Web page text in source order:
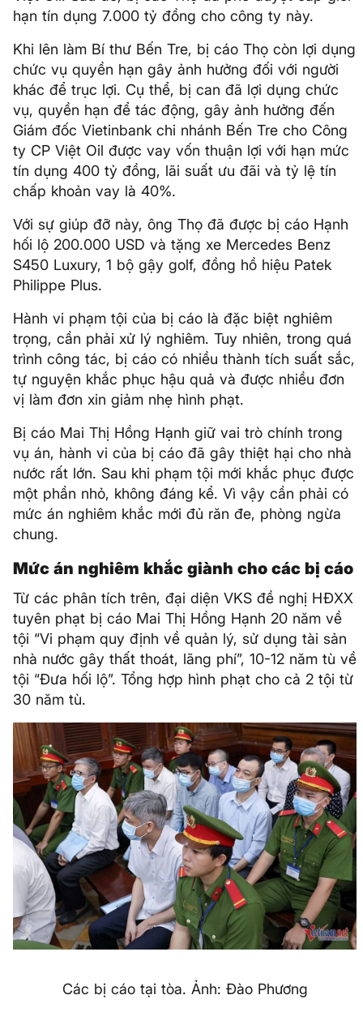
hạn tín dụng 7.000 tỷ đồng cho công ty này.
Khi lên làm Bí thư Bến Tre, bị cáo Thọ còn lợi dụng
chức vụ quyền hạn gây ảnh hưởng đối với người
khác để trục lợi. Cụ thể, bị can đã lợi dụng chức
vụ, quyền hạn để tác động, gây ảnh hưởng đến
Giám đốc Vietinbank chi nhánh Bến Tre cho Công
ty CP Việt Oil được vay vốn thuận lợi với hạn mức
tín dụng 400 tỷ đồng, lãi suất ưu đãi và tỷ lệ tín
chấp khoản vay là 40%.
Với sự giúp đỡ này, ông Thọ đã được bị cáo Hạnh
hối lộ 200.000 USD và tặng xe Mercedes Benz
S450 Luxury, 1 bộ gậy golf, đồng hồ hiệu Patek
Philippe Plus.
Hành vi phạm tội của bị cáo là đặc biệt nghiêm
trọng, cần phải xử lý nghiêm. Tuy nhiên, trong quá
trình công tác, bị cáo có nhiều thành tích suất sắc,
tự nguyện khắc phục hậu quả và được nhiều đơn
vị làm đơn xin giảm nhẹ hình phạt.
Bị cáo Mai Thị Hồng Hạnh giữ vai trò chính trong
vụ án, hành vi của bị cáo đã gây thiệt hại cho nhà
nước rất lớn. Sau khi phạm tội mới khắc phục được
một phần nhỏ, không đáng kể. Vì vậy cần phải có
mức án nghiêm khắc mới đủ răn đe, phòng ngừa
chung.
Mức án nghiêm khắc giành cho các bị cáo
Từ các phân tích trên, đại diện VKS đề nghị HĐXX
tuyên phạt bị cáo Mai Thị Hồng Hạnh 20 năm về
tội “Vi phạm quy định về quản lý, sử dụng tài sản
nhà nước gây thất thoát, lãng phí”, 10-12 năm tù về
tội “Đưa hối lộ”. Tổng hợp hình phạt cho cả 2 tội từ
30 năm tù.
Các bị cáo tại tòa. Ảnh: Đào Phương